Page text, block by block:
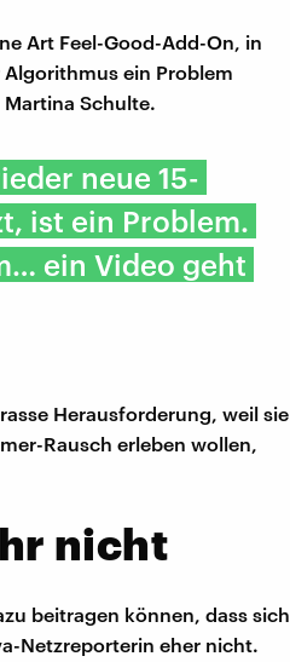
Art Feel-Good-Add-On, in
Algorithmus ein Problem
Schulte.
neue 15-
ist ein Problem.
ein Video geht
Herausforderung, weil sie
Rausch erleben wollen,
nicht
beitragen können, dass sich
Netzreporterin eher nicht.